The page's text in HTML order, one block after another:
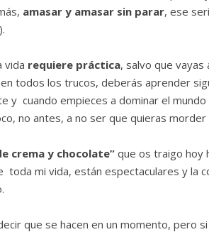
amasar y amasar sin parar, ese
vida requiere práctica, salvo que vayas
todos los trucos, deberás aprender
y cuando empieces a dominar el mundo
no antes, a no ser que quieras morder
crema y chocolate” que os traigo hoy
toda mi vida, están espectaculares y la
que se hacen en un momento, pero